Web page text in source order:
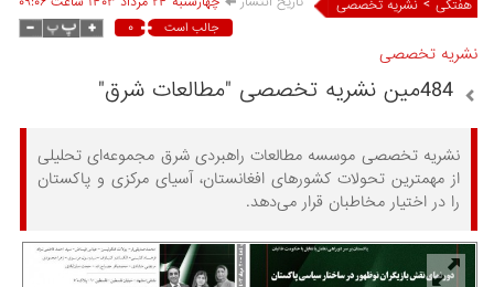
هفتگی نشریه تخصصی
جالب است ۰
نشریه تخصصی
484مین نشریه تخصصی "مطالعات شرق"
نشریه تخصصی موسسه مطالعات راهبردی شرق مجموعه‌ای تحلیلی
از مهمترین تحولات کشورهای افغانستان، آسیای مرکزی و پاکستان
را در اختیار مخاطبان قرار می‌دهد.